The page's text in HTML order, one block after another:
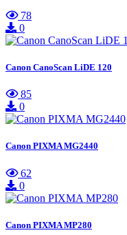
78
0
Canon CanoScan LiDE 120
85
0
Canon PIXMA MG2440
62
0
Canon PIXMA MP280